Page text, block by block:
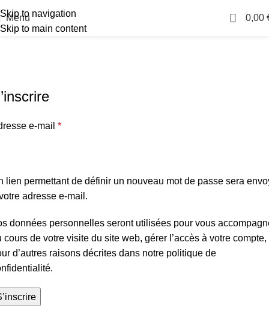
Skip to navigation
Skip to main content
Menu 0 0,00
e-mail *
lien permettant de définir un nouveau mot de passe sera
adresse e-mail.
données personnelles seront utilisées pour vous
cours de votre visite du site web, gérer l’accès à votre compte,
d’autres raisons décrites dans notre politique de
.